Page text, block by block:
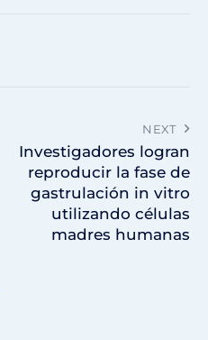
NEXT
Investigadores logran
reproducir la fase de
gastrulación in vitro
utilizando células
madres humanas